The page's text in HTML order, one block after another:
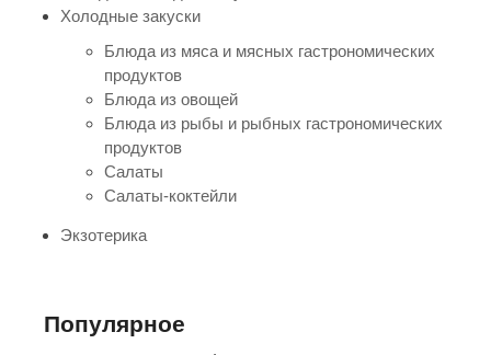
Холодные закуски
Блюда из мяса и мясных гастрономических
продуктов
Блюда из овощей
Блюда из рыбы и рыбных гастрономических
продуктов
Салаты
Салаты-коктейли
Экзотерика
Популярное